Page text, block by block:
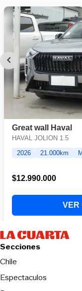
Secciones
Chile
Espectaculos